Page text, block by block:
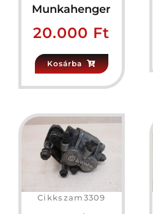
Munkahenger
20.000 Ft
Kosárba
Cikkszam3309